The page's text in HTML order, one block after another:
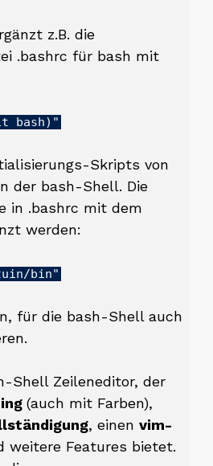
z.B. die
.bashrc für bash mit
bash)"
Skripts von
der bash-Shell. Die
in .bashrc mit dem
werden:
bin"
für die bash-Shell auch
Shell Zeileneditor, der
(auch mit Farben),
, einen vim-
weitere Features bietet.